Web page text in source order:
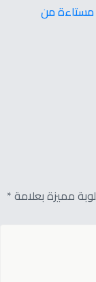
مستاءة من
مميزة بعلامة *